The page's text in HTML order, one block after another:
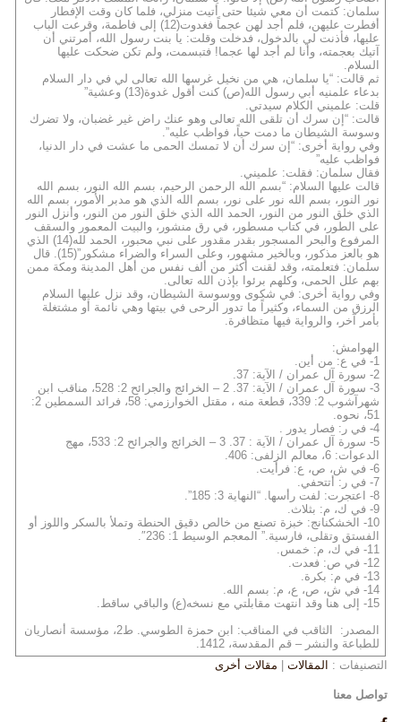
سلمان: كتمت أن معي شيئا حتى أتيت منزلي، فلما كان وقت الإفطار
أفطرت عليهن، فلم أجد لهن عجماً فغدوت(12) إلى فاطمة، وقرعت الباب
عليها، فأذنت لي بالدخول، فدخلت وقلت: يا بنت رسول الله، أمرتني أن
آتيك بعجمته، وأنا لم أجد لها عجما! فتبسمت، ولم تكن ضحكت عليها
السلام.
ثم قالت: “يا سلمان، هي من نخيل غرسها الله تعالى لي في دار السلام
بدعاء علمنيه أبي رسول الله(ص) كنت أقول غدوة(13) وعشية”
قلت: علميني الكلام سيدتي.
قالت: “إن سرك أن تلقى الله تعالى وهو عنك راض غير غضبان، ولا تضرك
وسوسة الشيطان ما دمت حياً، فواظب عليه”.
وفي رواية أخرى: “إن سرك أن لا تمسك الحمى ما عشت في دار الدنيا،
فواظب عليه”
فقال سلمان: فقلت: علميني.
قالت عليها السلام: “بسم الله الرحمن الرحيم، بسم الله النور، بسم الله
نور النور، بسم الله نور على نور، بسم الله الذي هو مدبر الأمور، بسم الله
الذي خلق النور من النور، الحمد الله الذي خلق النور من النور، وأنزل النور
على الطور، في كتاب مسطور، في رق منشور، والبيت المعمور والسقف
المرفوع والبحر المسجور بقدر مقدور على نبي محبور، الحمد لله(14) الذي
هو بالعز مذكور، وبالخير مشهور، وعلى السراء والضراء مشكور”(15). قال
سلمان: فتعلمته، وقد لقنت أكثر من ألف نفس من أهل المدينة ومكة ممن
بهم علل الحمى، وكلهم برئوا بإذن الله تعالى.
وفي رواية أخرى: في شكوى ووسوسة الشيطان، وقد نزل عليها السلام
الرزق من السماء، وكثيراً ما تدور الرحى في بيتها وهي نائمة أو مشتغلة
بأمر آخر، والرواية فيها متظافرة.
الهوامش:
1- في ع: من أين.
2- سورة آل عمران / الآية: 37.
3- سورة آل عمران / الآية: 37. 2 – الخرائج والجرائح 2: 528، مناقب ابن
شهرآشوب 2: 339، قطعة منه ، مقتل الخوارزمي: 58، فرائد السمطين 2:
51، نحوه.
4- في ر: فصار يدور .
5- سورة آل عمران / الآية : 37. 3 – الخرائج والجرائح 2: 533، مهج
الدعوات: 6، معالم الزلفى: 406.
6- في ش، ص، ع: فرأيت.
7- في ر: أتتحفي.
8- اعتجرت: لفت رأسها. “النهاية 3: 185”.
9- في ك، م: بثلاث.
10- الخشكنانج: خبزة تصنع من خالص دقيق الحنطة وتملأ بالسكر واللوز أو
الفستق وتقلى، فارسية.” المعجم الوسيط 1: 236″.
11- في ك، م: خمس.
12- في ص: فعدت.
13- في م: بكرة.
14- في ش، ص، ع، م: بسم الله.
15- إلى هنا وقد انتهت مقابلتي مع نسخه(ع) والباقي ساقط.
المصدر: الثاقب في المناقب: ابن حمزة الطوسي. ط2، مؤسسة أنصاريان
للطباعة والنشر – قم المقدسة، 1412.
التصنيفات : المقالات مقالات أخرى
تواصل معنا